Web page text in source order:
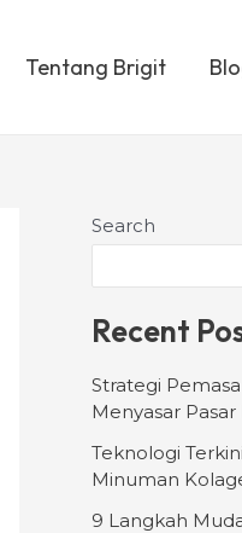
Tentang Brigit
Search
Recent
Strategi
Menyasar
Teknologi
Minuman
9 Langkah